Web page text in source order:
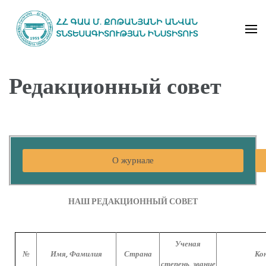
М.Котаняна НАН РА
Редакционный совет
О журнале
НАШ РЕДАКЦИОННЫЙ СОВЕТ
№ Имя, Фамилия Страна
Ученая
степень, звание